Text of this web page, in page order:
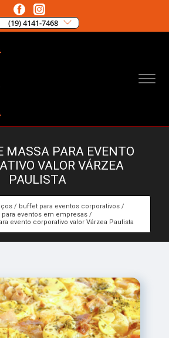
(19) 4141-7468
MASSA PARA EVENTO
VALOR VÁRZEA
PAULISTA
buffet para eventos corporativos
para eventos em empresas
evento corporativo valor Várzea Paulista